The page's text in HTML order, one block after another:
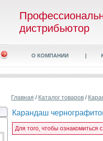
дистрибьютор
О КОМПАНИИ |
Главная / Каталог товаров /
Карандаш
Для того, чтобы